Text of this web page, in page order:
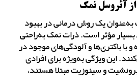
از آئروسل نمک
به‌عنوان یک روش درمانی در بهبود
مؤثر است. ذرات نمک به‌راحتی
با باکتری‌ها و آلودگی‌های موجود در
این ویژگی به‌ویژه برای افرادی
و سینوزیت مبتلا هستند،